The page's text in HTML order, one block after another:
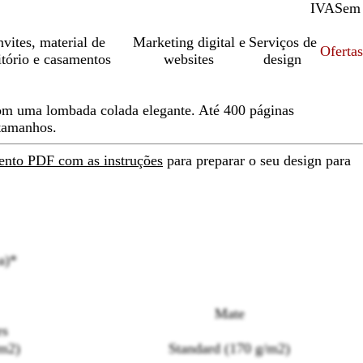
IVACom
Sem
material de
e casamentos
Marketing digital e
websites
Serviços de
design
Ofertas
uma lombada colada elegante. Até 400 páginas
PDF com as instruções para preparar o seu design para
*
Mate
Standard (170 g/m2)